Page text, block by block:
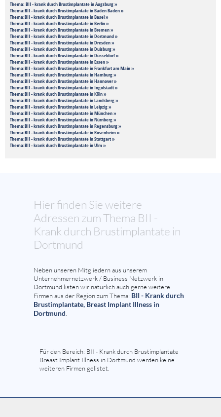
Thema: BII - krank durch Brustimplantate in Augsburg »
Thema:BII - krank durch Brustimplantate in Baden Baden »
Thema:BII - krank durch Brustimplantate in Basel »
Thema:BII - krank durch Brustimplantate in Berlin »
Thema:BII - krank durch Brustimplantate in Bremen »
Thema:BII - krank durch Brustimplantate in Dortmund »
Thema:BII - krank durch Brustimplantate in Dresden »
Thema:BII - krank durch Brustimplantate in Duisburg »
Thema:BII - krank durch Brustimplantate in Düsseldorf »
Thema:BII - krank durch Brustimplantate in Essen »
Thema:BII - krank durch Brustimplantate in Frankfurt am Main »
Thema:BII - krank durch Brustimplantate in Hamburg »
Thema:BII - krank durch Brustimplantate in Hannover »
Thema:BII - krank durch Brustimplantate in Ingolstadt »
Thema:BII - krank durch Brustimplantate in Köln »
Thema:BII - krank durch Brustimplantate in Landsberg »
Thema:BII - krank durch Brustimplantate in Leipzig »
Thema:BII - krank durch Brustimplantate in München »
Thema:BII - krank durch Brustimplantate in Nürnberg »
Thema:BII - krank durch Brustimplantate in Regensburg »
Thema:BII - krank durch Brustimplantate in Rosenheim »
Thema:BII - krank durch Brustimplantate in Stuttgart »
Thema:BII - krank durch Brustimplantate in Ulm »
Hier finden Sie weitere
Adressen zum Thema BII -
Krank durch Brustimplantate in
Dortmund
Neben unseren Mitgliedern aus unserem
Unternehmernetzwerk / Business Netzwerk in
Dortmund listen wir natürlich auch gerne weitere
Firmen aus der Region zum Thema: BII - Krank durch
Brustimplantate, Breast Implant Illness in
Dortmund.
Für den Bereich: BII - Krank durch Brustimplantate
Breast Implant Illness in Dortmund werden keine
weiteren Firmen gelistet.